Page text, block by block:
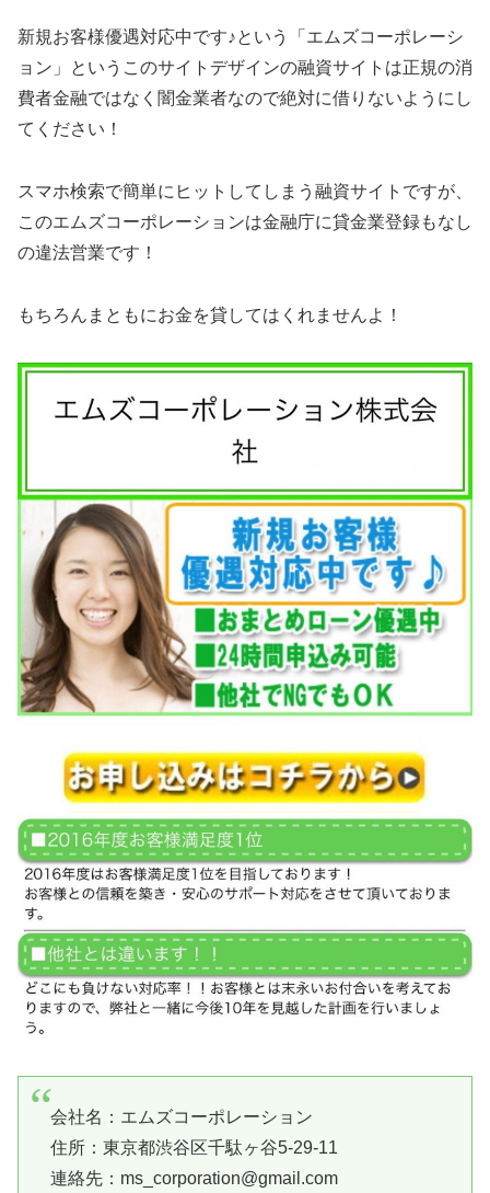
新規お客様優遇対応中です♪ という「 エムズコーポレーシ
ョン 」というこのサイトデザインの融資サイトは正規の消
費者金融ではなく闇金業者なので絶対に借りないようにし
てください！
スマホ検索で簡単にヒットしてしまう融資サイトですが、
このエムズコーポレーションは金融庁に貸金業登録もなし
の違法営業です！
もちろんまともにお金を貸してはくれませんよ！
会社名： エムズコーポレーション
住所：東京都渋谷区千駄ヶ谷5-29-11
連絡先：ms_corporation@gmail.com